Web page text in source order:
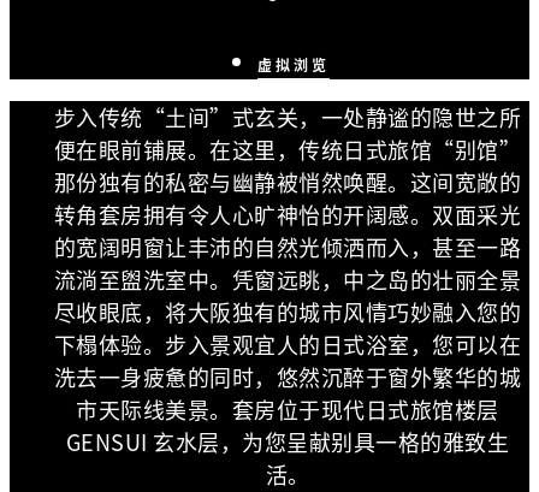
虚拟浏览
步入传统“土间”式玄关，一处静谧的隐世之所
便在眼前铺展。在这里，传统日式旅馆“别馆”
那份独有的私密与幽静被悄然唤醒。这间宽敞的
转角套房拥有令人心旷神怡的开阔感。双面采光
的宽阔明窗让丰沛的自然光倾洒而入，甚至一路
流淌至盥洗室中。凭窗远眺，中之岛的壮丽全景
尽收眼底，将大阪独有的城市风情巧妙融入您的
下榻体验。步入景观宜人的日式浴室，您可以在
洗去一身疲惫的同时，悠然沉醉于窗外繁华的城
市天际线美景。套房位于现代日式旅馆楼层
GENSUI 玄水层，为您呈献别具一格的雅致生
活。